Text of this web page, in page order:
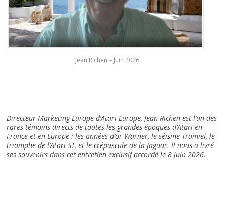
Jean Richen – Juin 2026
Directeur Marketing Europe d’Atari Europe, Jean Richen est l’un des
rares témoins directs de toutes les grandes époques d’Atari en
France et en Europe : les années d’or Warner, le séisme Tramiel, le
triomphe de l’Atari ST, et le crépuscule de la Jaguar. Il nous a livré
ses souvenirs dans cet entretien exclusif accordé le 8 juin 2026.